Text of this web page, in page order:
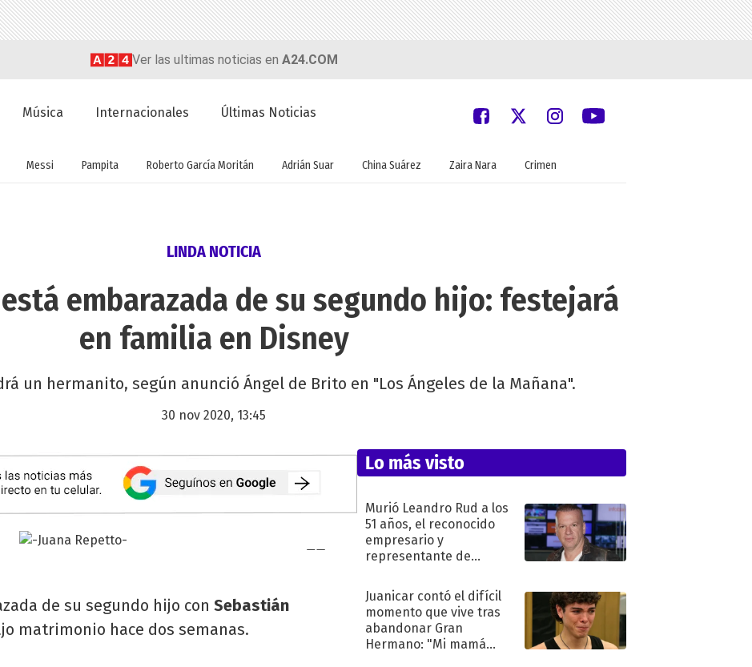
Ver las ultimas noticias en A24.COM
Música Internacionales Últimas Noticias
Messi Pampita Roberto García Moritán Adrián Suar China Suárez Zaira Nara Crimen
LINDA NOTICIA
embarazada de su segundo hijo: festejará
en familia en Disney
un hermanito, según anunció Ángel de Brito en "Los Ángeles de la Mañana".
30 nov 2020, 13:45
de su segundo hijo con Sebastián
matrimonio hace dos semanas.
Lo más visto
Murió Leandro Rud a los
51 años, el reconocido
empresario y
representante de
Juanicar contó el difícil
momento que vive tras
abandonar Gran
Hermano: "Mi mamá